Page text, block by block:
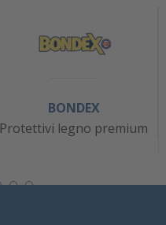
BONDEX
Protettivi legno premium